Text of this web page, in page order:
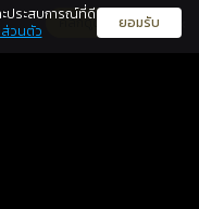
แชทไลน์
ประสบการณ์ที่ดี
ส่วนตัว ยอมรับ
คลิกดูดวงฟรี